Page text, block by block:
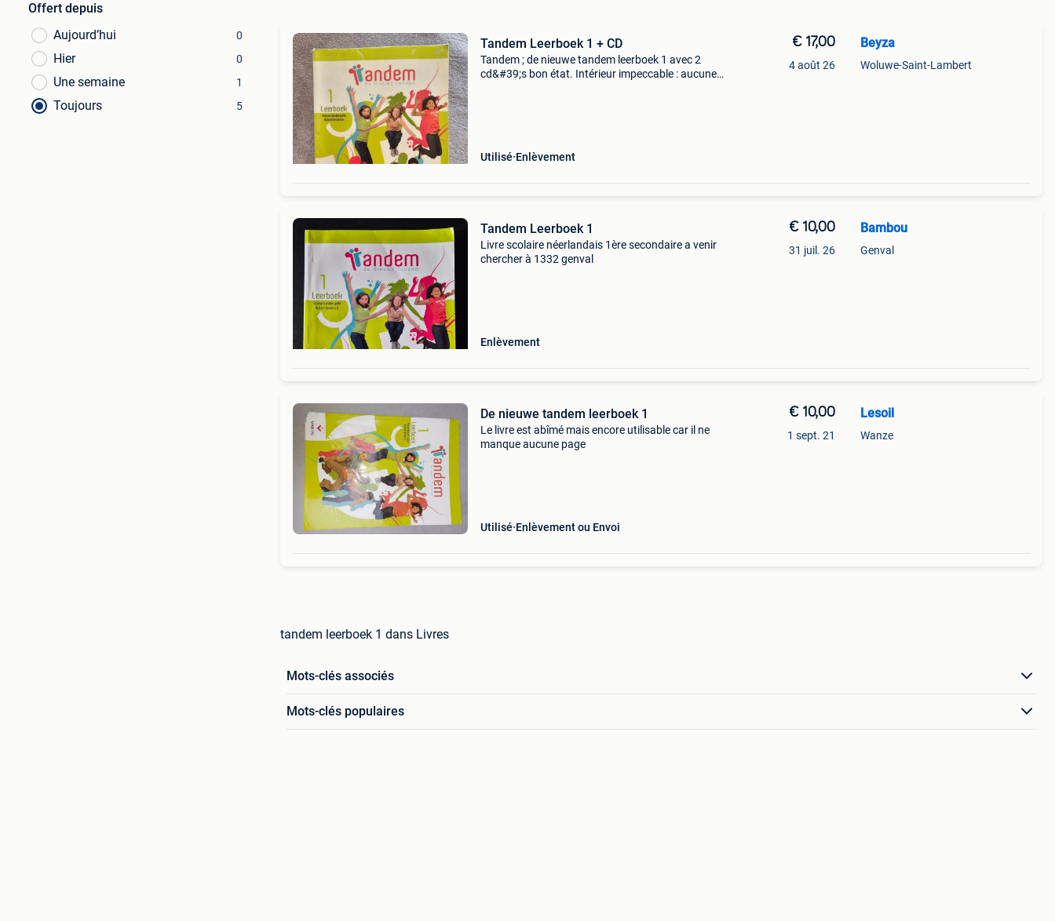
Offert depuis
Aujourd’hui
0
Hier 0
Une semaine 1
Toujours 5
Tandem Leerboek 1 + CD
Tandem ; de nieuwe tandem leerboek 1 avec 2
cd&#39;s bon état. Intérieur impeccable : aucune
Utilisé Enlèvement
€ 17,00
4 août 26
Beyza
Woluwe-Saint-Lambert
Tandem Leerboek 1
Livre scolaire néerlandais 1ère secondaire a venir
chercher à 1332 genval
Enlèvement
€ 10,00
31 juil. 26
Bambou
Genval
De nieuwe tandem leerboek 1
Le livre est abîmé mais encore utilisable car il ne
manque aucune page
Utilisé Enlèvement ou Envoi
€ 10,00
1 sept. 21
Lesoil
Wanze
tandem leerboek 1 dans Livres
Mots-clés associés
Mots-clés populaires